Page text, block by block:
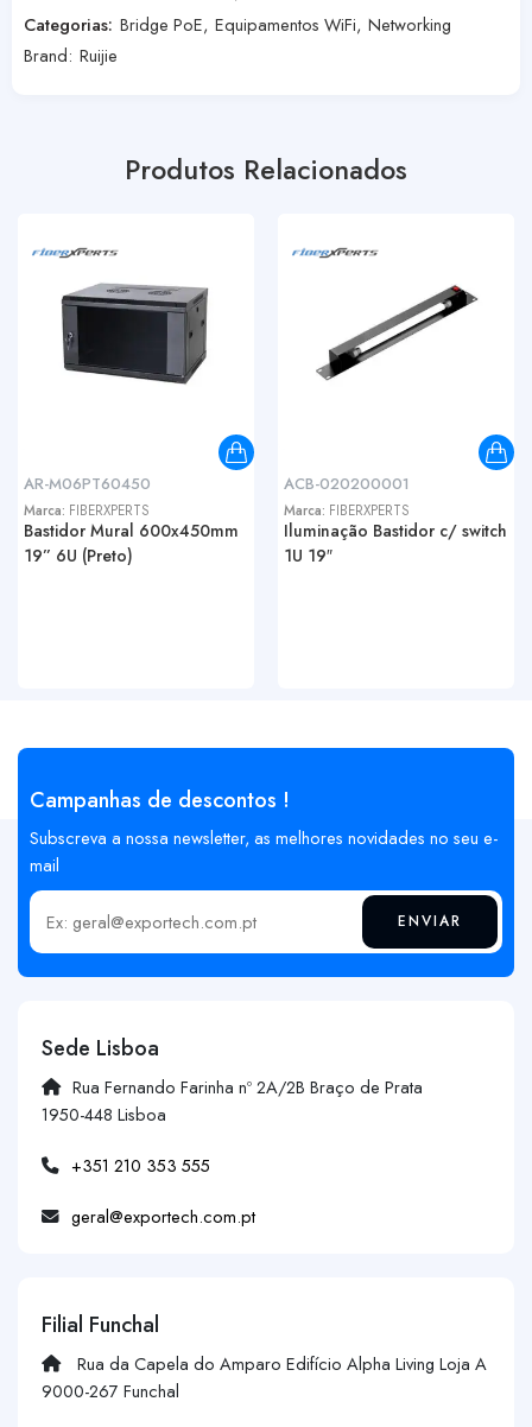
Categorias: Bridge PoE, Equipamentos WiFi, Networking
Brand: Ruijie
Produtos Relacionados
AR-M06PT60450
Marca: FIBERXPERTS
Bastidor Mural 600x450mm
19” 6U (Preto)
ACB-020200001
Marca: FIBERXPERTS
Iluminação Bastidor c/ switch
1U 19″
Campanhas de descontos !
Subscreva a nossa newsletter, as melhores novidades no seu e-
mail
Insira o seu email ENVIAR
Sede Lisboa
Rua Fernando Farinha nº 2A/2B Braço de Prata
1950-448 Lisboa
+351 210 353 555
geral@exportech.com.pt
Filial Funchal
Rua da Capela do Amparo Edifício Alpha Living Loja A
9000-267 Funchal